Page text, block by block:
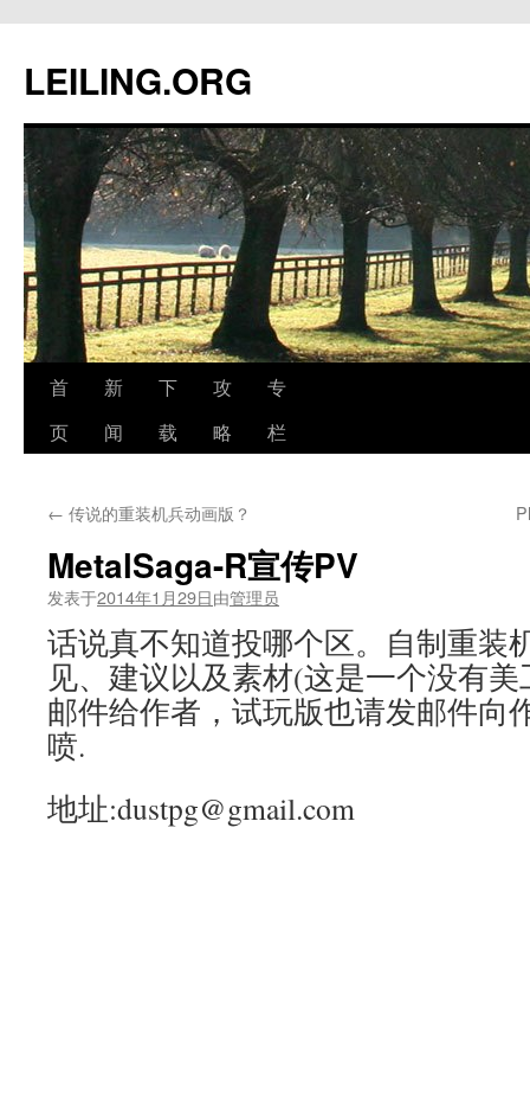
文
LEILING.ORG
首
页
新
闻
下
载
攻
略
专
栏
← 传说的重装机兵动画版？
MetalSaga-R宣传PV
发表于2014年1月29日由管理员
话说真不知道投哪个区。自制重装
见、建议以及素材(这是一个没有
邮件给作者，试玩版也请发邮件向
喷.
地址:dustpg@gmail.com